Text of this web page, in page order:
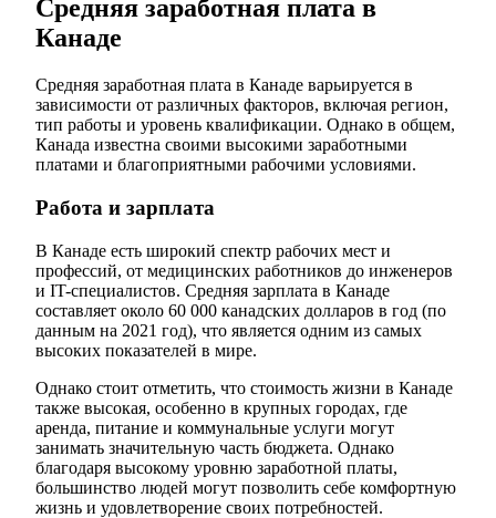
Средняя заработная плата в
Канаде
Средняя заработная плата в Канаде варьируется в
зависимости от различных факторов, включая регион,
тип работы и уровень квалификации. Однако в общем,
Канада известна своими высокими заработными
платами и благоприятными рабочими условиями.
Работа и зарплата
В Канаде есть широкий спектр рабочих мест и
профессий, от медицинских работников до инженеров
и IT-специалистов. Средняя зарплата в Канаде
составляет около 60 000 канадских долларов в год (по
данным на 2021 год), что является одним из самых
высоких показателей в мире.
Однако стоит отметить, что стоимость жизни в Канаде
также высокая, особенно в крупных городах, где
аренда, питание и коммунальные услуги могут
занимать значительную часть бюджета. Однако
благодаря высокому уровню заработной платы,
большинство людей могут позволить себе комфортную
жизнь и удовлетворение своих потребностей.